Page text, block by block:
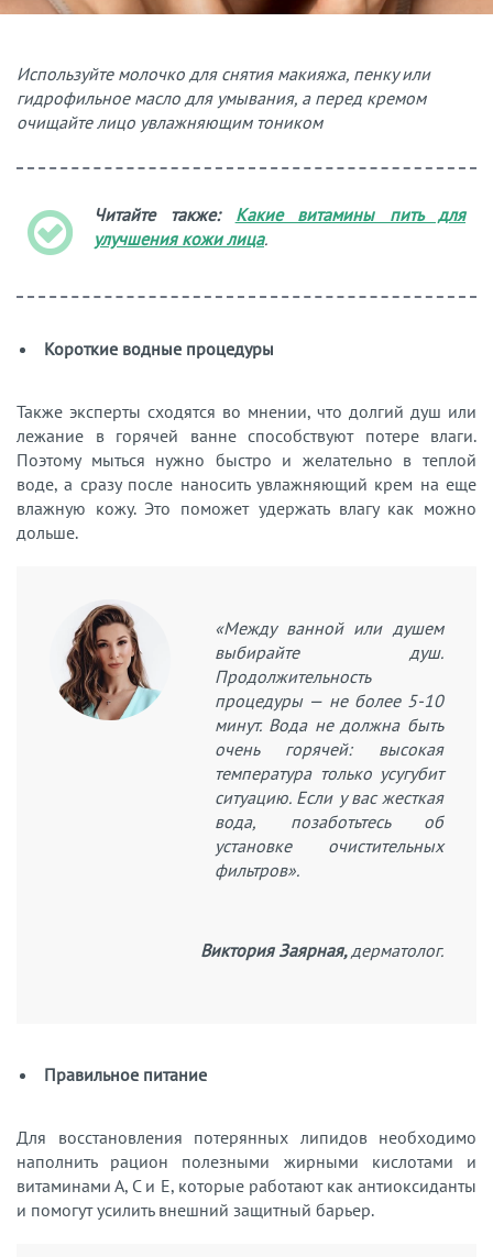
Используйте молочко для снятия макияжа, пенку или
гидрофильное масло для умывания, а перед кремом
очищайте лицо увлажняющим тоником
Читайте также: Какие витамины пить для
улучшения кожи лица.
Короткие водные процедуры
Также эксперты сходятся во мнении, что долгий душ или
лежание в горячей ванне способствуют потере влаги.
Поэтому мыться нужно быстро и желательно в теплой
воде, а сразу после наносить увлажняющий крем на еще
влажную кожу. Это поможет удержать влагу как можно
дольше.
«Между ванной или душем
выбирайте душ.
Продолжительность
процедуры — не более 5-10
минут. Вода не должна быть
очень горячей: высокая
температура только усугубит
ситуацию. Если у вас жесткая
вода, позаботьтесь об
установке очистительных
фильтров».
Виктория Заярная,дерматолог.
Правильное питание
Для восстановления потерянных липидов необходимо
наполнить рацион полезными жирными кислотами и
витаминами А, С и E, которые работают как антиоксиданты
и помогут усилить внешний защитный барьер.